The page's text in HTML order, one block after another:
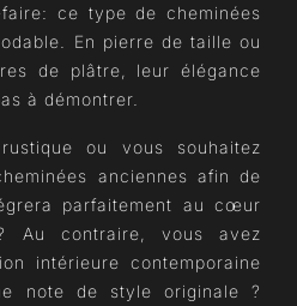
ce type de cheminées
En pierre de taille ou
de plâtre, leur élégance
à démontrer.
ou vous souhaitez
anciennes afin de
parfaitement au cœur
Au contraire, vous avez
intérieure contemporaine
note de style originale ?